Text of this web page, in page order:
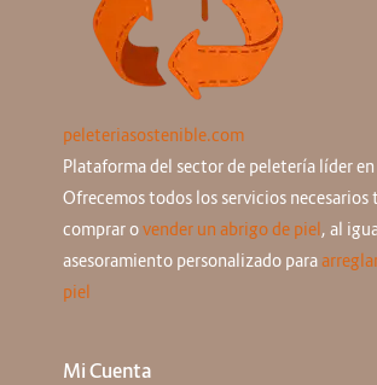
peleteriasostenible.com
Plataforma del sector de peletería líder en
Ofrecemos todos los servicios necesarios
comprar ovender un abrigo de piel, al
asesoramiento personalizado para
piel
Mi Cuenta